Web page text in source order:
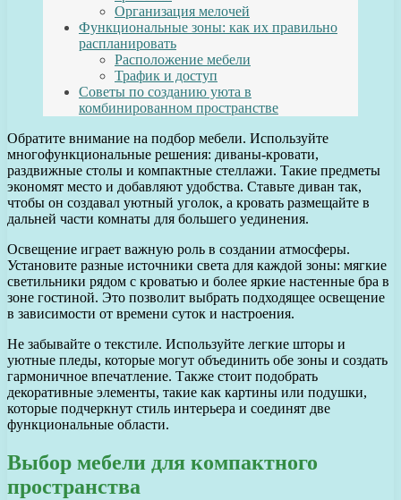
Организация мелочей
Функциональные зоны: как их правильно
распланировать
Расположение мебели
Трафик и доступ
Советы по созданию уюта в
комбинированном пространстве
Обратите внимание на подбор мебели. Используйте
многофункциональные решения: диваны-кровати,
раздвижные столы и компактные стеллажи. Такие предметы
экономят место и добавляют удобства. Ставьте диван так,
чтобы он создавал уютный уголок, а кровать размещайте в
дальней части комнаты для большего уединения.
Освещение играет важную роль в создании атмосферы.
Установите разные источники света для каждой зоны: мягкие
светильники рядом с кроватью и более яркие настенные бра в
зоне гостиной. Это позволит выбрать подходящее освещение
в зависимости от времени суток и настроения.
Не забывайте о текстиле. Используйте легкие шторы и
уютные пледы, которые могут объединить обе зоны и создать
гармоничное впечатление. Также стоит подобрать
декоративные элементы, такие как картины или подушки,
которые подчеркнут стиль интерьера и соединят две
функциональные области.
Выбор мебели для компактного
пространства